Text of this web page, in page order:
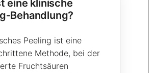
eine klinische
Peeling ist eine
Methode, bei der
Fruchtsäuren